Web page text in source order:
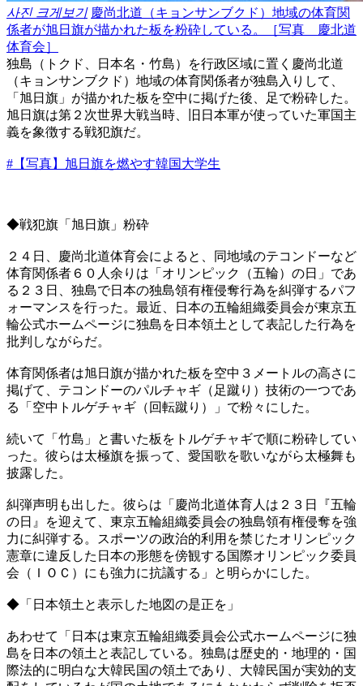
사진 크게보기 慶尚北道（キョンサンブクド）地域の体育関
係者が旭日旗が描かれた板を粉砕している。［写真 慶北道
体育会］
独島（トクド、日本名・竹島）を行政区域に置く慶尚北道
（キョンサンブクド）地域の体育関係者が独島入りして、
「旭日旗」が描かれた板を空中に掲げた後、足で粉砕した。
旭日旗は第２次世界大戦当時、旧日本軍が使っていた軍国主
義を象徴する戦犯旗だ。
#【写真】旭日旗を燃やす韓国大学生
◆戦犯旗「旭日旗」粉砕
２４日、慶尚北道体育会によると、同地域のテコンドーなど
体育関係者６０人余りは「オリンピック（五輪）の日」であ
る２３日、独島で日本の独島領有権侵奪行為を糾弾するパフ
ォーマンスを行った。最近、日本の五輪組織委員会が東京五
輪公式ホームページに独島を日本領土として表記した行為を
批判しながらだ。
体育関係者は旭日旗が描かれた板を空中３メートルの高さに
掲げて、テコンドーのパルチャギ（足蹴り）技術の一つであ
る「空中トルゲチャギ（回転蹴り）」で粉々にした。
続いて「竹島」と書いた板をトルゲチャギで順に粉砕してい
った。彼らは太極旗を振って、愛国歌を歌いながら太極舞も
披露した。
糾弾声明も出した。彼らは「慶尚北道体育人は２３日『五輪
の日』を迎えて、東京五輪組織委員会の独島領有権侵奪を強
力に糾弾する。スポーツの政治的利用を禁じたオリンピック
憲章に違反した日本の形態を傍観する国際オリンピック委員
会（ＩＯＣ）にも強力に抗議する」と明らかにした。
◆「日本領土と表示した地図の是正を」
あわせて「日本は東京五輪組織委員会公式ホームページに独
島を日本の領土と表記している。独島は歴史的・地理的・国
際法的に明白な大韓民国の領土であり、大韓民国が実効的支